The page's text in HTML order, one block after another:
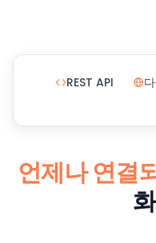
REST API
언제나 연결